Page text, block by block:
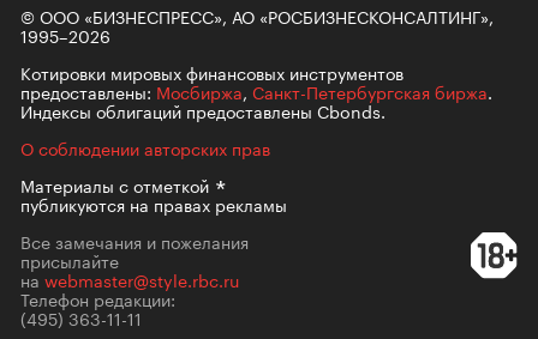
© ООО «БИЗНЕСПРЕСС», АО «РОСБИЗНЕСКОНСАЛТИНГ»,
1995–2026
Котировки мировых финансовых инструментов
предоставлены: Мосбиржа, Санкт-Петербургская биржа.
Индексы облигаций предоставлены Cbonds.
О соблюдении авторских прав
Материалы сотметкой
публикуются на правах рекламы
Все замечания и пожелания
присылайте
на webmaster@style.rbc.ru
Телефон редакции:
(495) 363-11-11